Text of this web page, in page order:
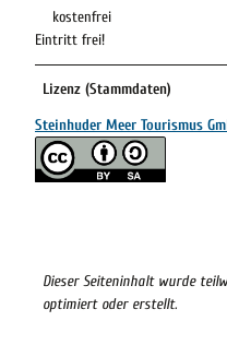
kostenfrei
Eintritt frei!
Lizenz (Stammdaten)
Steinhuder Meer Tourismus
Dieser Seiteninhalt wurde
optimiert oder erstellt.